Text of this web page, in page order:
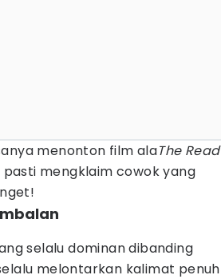
menonton film alaThe Read
pasti mengklaim cowok yang
selalu dominan dibanding
melontarkan kalimat penuh